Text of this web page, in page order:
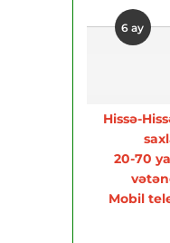
6 ay
Hissə-
20-70
Mobil